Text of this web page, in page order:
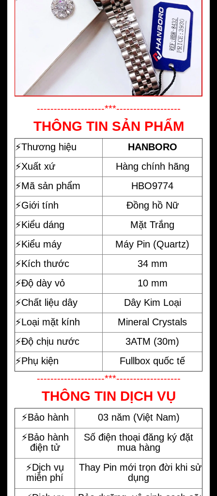
--------------------***-------------------
THÔNG TIN SẢN PHẨM
⚡️Thương hiệu
HANBORO
⚡️Xuất xứ
Hàng chính hãng
⚡️Mã sản phẩm
HBO9774
⚡️Giới tính
Đồng hồ Nữ
⚡️Kiểu dáng
Mặt Trắng
⚡️Kiểu máy
Máy Pin (Quartz)
⚡️Kích thước
34 mm
⚡️Độ dày vỏ
10 mm
⚡️Chất liệu dây
Dây Kim Loại
⚡️Loại mặt kính
Mineral Crystals
⚡️Độ chịu nước
3ATM (30m)
⚡️Phụ kiện
Fullbox quốc tế
--------------------***-------------------
THÔNG TIN DỊCH VỤ
⚡️Bảo hành
03 năm (Việt Nam)
⚡️Bảo hành
điện tử
Số điện thoại đăng ký đặt
mua hàng
⚡️Dịch vụ
miễn phí
Thay Pin mới trọn đời khi sử
dụng